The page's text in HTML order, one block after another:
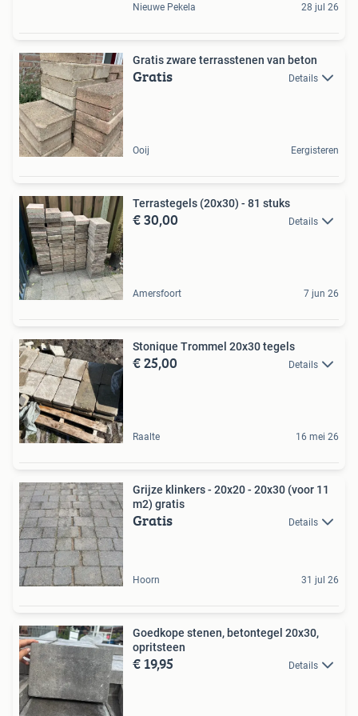
Nieuwe Pekela 28 jul 26
Gratis zware terrasstenen van beton
Gratis Details
Ooij Eergisteren
Terrastegels (20x30) - 81 stuks
€ 30,00 Details
Amersfoort 7 jun 26
Stonique Trommel 20x30 tegels
€ 25,00 Details
Raalte 16 mei 26
Grijze klinkers - 20x20 - 20x30 (voor 11
m2) gratis
Gratis Details
Hoorn 31 jul 26
Goedkope stenen, betontegel 20x30,
opritsteen
€ 19,95 Details